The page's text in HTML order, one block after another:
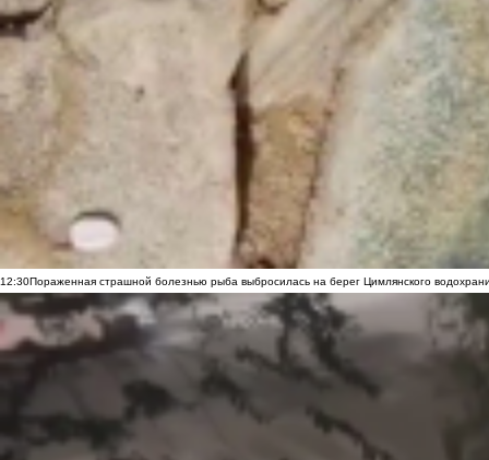
12:30Пораженная страшной болезнью рыба выбросилась на берег Цимлянского